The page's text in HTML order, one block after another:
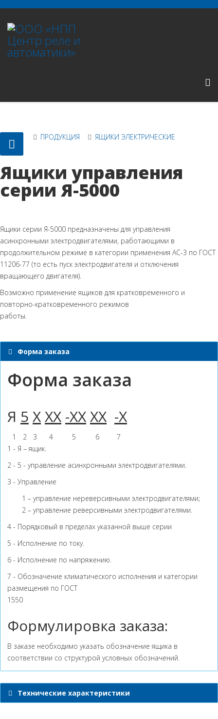
ПРОДУКЦИЯ ЯЩИКИ ЭЛЕКТРИЧЕСКИЕ
Ящики управления
серии Я-5000
Ящики серии Я-5000 предназначены для управления
асинхронными электродвигателями, работающими в
продолжительном режиме в категории применения АС-3 по ГОСТ
11206-77 (то есть пуск электродвигателя и отключения
вращающего двигателя).
Возможно применение ящиков для кратковременного и
повторно-кратковременного режимов
работы.
Форма заказа
Форма заказа
Я 5 ХХХ -ХХХХ -Х
1 2 3 4 5 6
7
1 - Я – ящик.
2 - 5 - управление асинхронными электродвигателями.
3 - Управление
1 – управление нереверсивными электродвигателями;
2 – управление реверсивными электродвигателями.
4 - Порядковый в пределах указанной выше серии
5 - Исполнение по току.
6 - Исполнение по напряжению.
7 - Обозначение климатического исполнения и категории
размещения по ГОСТ
1550
Формулировка заказа:
В заказе необходимо указать обозначение ящика в
соответствии со структурой условных обозначений.
Технические характеристики